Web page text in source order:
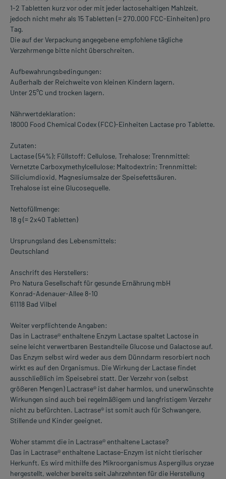
1-2 Tabletten kurz vor oder mit jeder lactosehaltigen Mahlzeit,
jedoch nicht mehr als 15 Tabletten (= 270.000 FCC-Einheiten) pro
Tag.
Die auf der Verpackung angegebene empfohlene tägliche
Verzehrmenge bitte nicht überschreiten.
Aufbewahrungsbedingungen:
Außerhalb der Reichweite von kleinen Kindern lagern.
Unter 25°C und trocken lagern.
Nährwertdeklaration:
18000 Food Chemical Codex (FCC)-Einheiten Lactase pro Tablette.
Zutaten:
Lactase (54%); Füllstoff: Cellulose, Trehalose; Trennmittel:
Vernetzte Carboxymethylcellulose; Maltodextrin; Trennmittel:
Siliciumdioxid, Magnesiumsalze der Speisefettsäuren.
Trehalose ist eine Glucosequelle.
Nettofüllmenge:
18 g (= 2x40 Tabletten)
Ursprungsland des Lebensmittels:
Deutschland
Anschrift des Herstellers:
Pro Natura Gesellschaft für gesunde Ernährung mbH
Konrad-Adenauer-Allee 8-10
61118 Bad Vilbel
Weiter verpflichtende Angaben:
Das in Lactrase® enthaltene Enzym Lactase spaltet Lactose in
seine leicht verwertbaren Bestandteile Glucose und Galactose auf.
Das Enzym selbst wird weder aus dem Dünndarm resorbiert noch
wirkt es auf den Organismus. Die Wirkung der Lactase findet
ausschließlich im Speisebrei statt. Der Verzehr von (selbst
größeren Mengen) Lactrase® ist daher harmlos, und unerwünschte
Wirkungen sind auch bei regelmäßigem und langfristigem Verzehr
nicht zu befürchten. Lactrase® ist somit auch für Schwangere,
Stillende und Kinder geeignet.
Woher stammt die in Lactrase® enthaltene Lactase?
Das in Lactrase® enthaltene Lactase-Enzym ist nicht tierischer
Herkunft. Es wird mithilfe des Mikroorganismus Aspergillus oryzae
hergestellt, welcher bereits seit Jahrzehnten für die Herstellung